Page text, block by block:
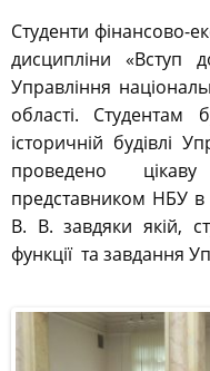
Студенти фінансово-
дисципліни «Вступ
Управління
області. Студентам
історичній будівлі
проведено
представником НБУ в
В. В. завдяки якій,
функції та завдання